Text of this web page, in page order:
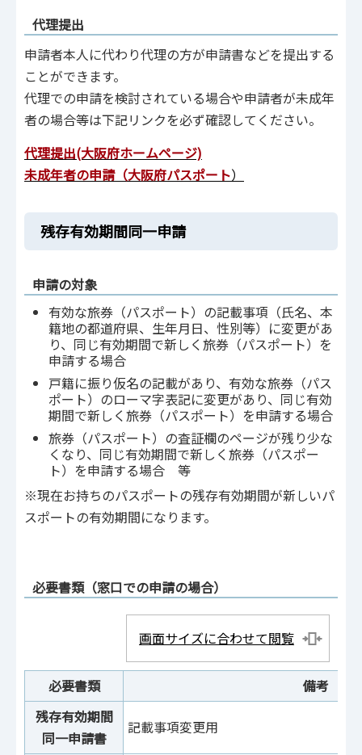
代理提出
申請者本人に代わり代理の方が申請書などを提出する
ことができます。
代理での申請を検討されている場合や申請者が未成年
者の場合等は下記リンクを必ず確認してください。
代理提出(大阪府ホームページ)
未成年者の申請（大阪府パスポート）
残存有効期間同一申請
申請の対象
有効な旅券（パスポート）の記載事項（氏名、本
籍地の都道府県、生年月日、性別等）に変更があ
り、同じ有効期間で新しく旅券（パスポート）を
申請する場合
戸籍に振り仮名の記載があり、有効な旅券（パス
ポート）のローマ字表記に変更があり、同じ有効
期間で新しく旅券（パスポート）を申請する場合
旅券（パスポート）の査証欄のページが残り少な
くなり、同じ有効期間で新しく旅券（パスポー
ト）を申請する場合 等
※現在お持ちのパスポートの残存有効期間が新しいパ
スポートの有効期間になります。
必要書類（窓口での申請の場合）
画面サイズに合わせて閲覧
必要書類
備考
残存有効期間
同一申請書
記載事項変更用